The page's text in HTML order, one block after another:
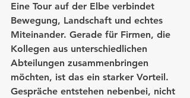
Eine Tour auf der Elbe verbindet
Bewegung, Landschaft und echtes
Miteinander. Gerade für Firmen, die
Kollegen aus unterschiedlichen
Abteilungen zusammenbringen
möchten, ist das ein starker Vorteil.
Gespräche entstehen nebenbei, nicht